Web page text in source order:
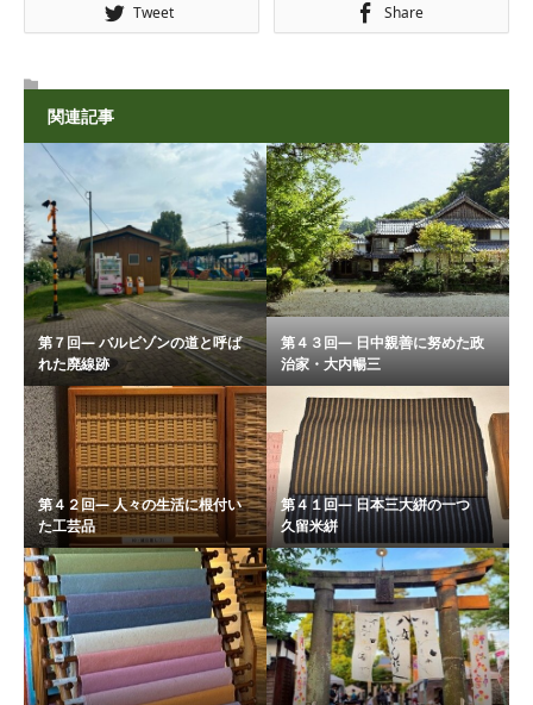
Tweet Share
関連記事
第７回― バルビゾンの道と呼ば
れた廃線跡
第４３回― 日中親善に努めた政
治家・大内暢三
第４２回― 人々の生活に根付い
た工芸品
第４１回― 日本三大絣の一つ
久留米絣